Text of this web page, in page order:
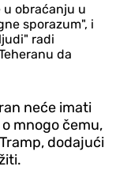
u obraćanju u
sporazum", i
radi
da
neće imati
mnogo čemu,
dodajući